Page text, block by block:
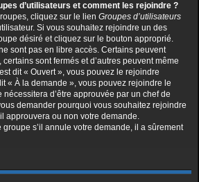
d’utilisateurs et comment les rejoindre ?
cliquez sur le lien Groupes d’utilisateurs
Si vous souhaitez rejoindre un des
désiré et cliquez sur le bouton approprié.
sont pas en libre accès. Certains peuvent
sont fermés et d’autres peuvent même
dit « Ouvert », vous pouvez le rejoindre
« À la demande », vous pouvez rejoindre le
d’être approuvée par un chef de
demander pourquoi vous souhaitez rejoindre
approuvera ou non votre demande.
groupe s’il annule votre demande, il a sûrement